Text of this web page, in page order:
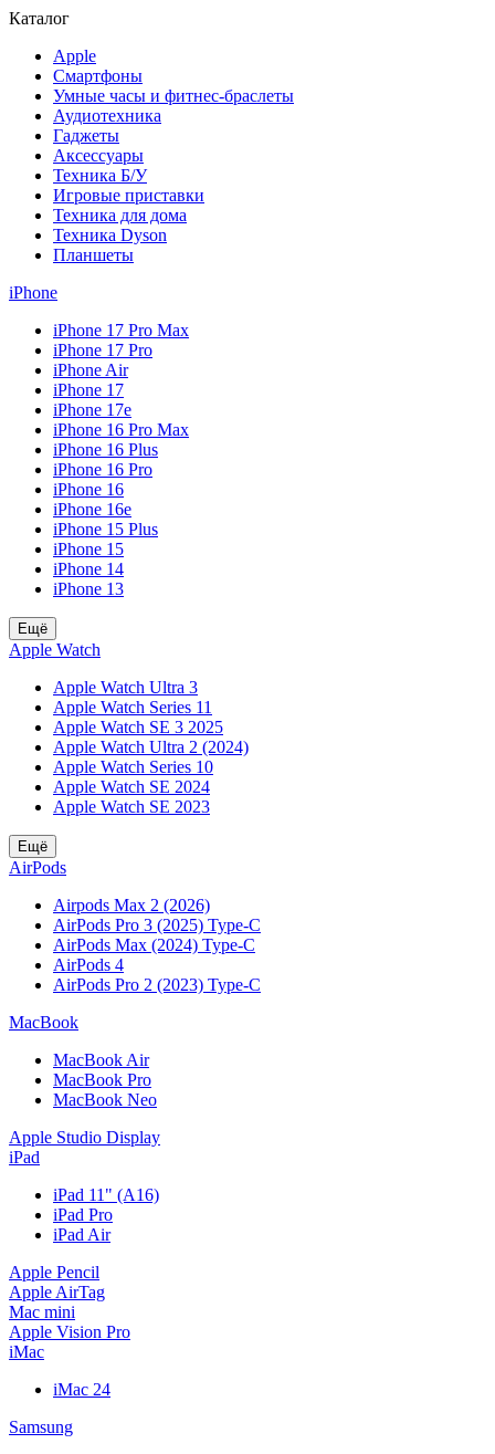
Каталог
Apple
Смартфоны
Умные часы и фитнес-браслеты
Аудиотехника
Гаджеты
Аксессуары
Техника Б/У
Игровые приставки
Техника для дома
Техника Dyson
Планшеты
iPhone
iPhone 17 Pro Max
iPhone 17 Pro
iPhone Air
iPhone 17
iPhone 17e
iPhone 16 Pro Max
iPhone 16 Plus
iPhone 16 Pro
iPhone 16
iPhone 16e
iPhone 15 Plus
iPhone 15
iPhone 14
iPhone 13
Ещё
Apple Watch
Apple Watch Ultra 3
Apple Watch Series 11
Apple Watch SE 3 2025
Apple Watch Ultra 2 (2024)
Apple Watch Series 10
Apple Watch SE 2024
Apple Watch SE 2023
Ещё
AirPods
Airpods Max 2 (2026)
AirPods Pro 3 (2025) Type-C
AirPods Max (2024) Type-C
AirPods 4
AirPods Pro 2 (2023) Type-C
MacBook
MacBook Air
MacBook Pro
MacBook Neo
Apple Studio Display
iPad
iPad 11" (A16)
iPad Pro
iPad Air
Apple Pencil
Apple AirTag
Mac mini
Apple Vision Pro
iMac
iMac 24
Samsung